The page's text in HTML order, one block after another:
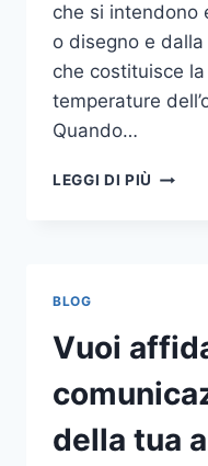
che si intendono
o disegno e
che costituisce
temperature
Quando…
LEGGI DI PIÙ COME
BLOG
Vuoi
della tua